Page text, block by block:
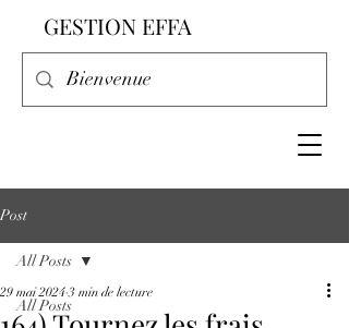
GESTION EFFA
Post
All Posts
All Posts
29 mai 2024 3 min de lecture